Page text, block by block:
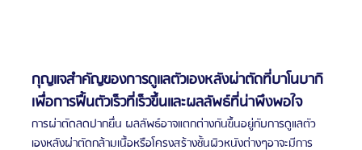
กุญแจสำคัญของการดูแลตัวเองหลังผ่าตัดที่บาโนบากิ
เพื่อการฟื้นตัวเร็วที่เร็วขึ้นและผลลัพธ์ที่น่าพึงพอใจ
การผ่าตัดลดปากยื่น ผลลัพธ์อาจแตกต่างกันขึ้นอยู่กับการดูแลตัว
เองหลังผ่าตัดกล้ามเนื้อหรือโครงสร้างชั้นผิวหนังต่างๆอาจะมีการ